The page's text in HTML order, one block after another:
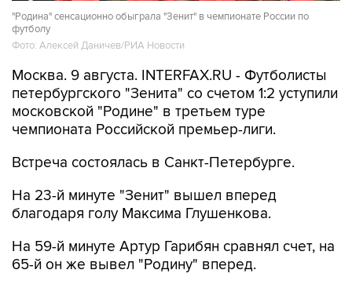
"Родина" сенсационно обыграла "Зенит" в чемпионате России по
футболу
Фото: Алексей Даничев/РИА Новости
Москва. 9 августа. INTERFAX.RU - Футболисты
петербургского "Зенита" со счетом 1:2 уступили
московской "Родине" в третьем туре
чемпионата Российской премьер-лиги.
Встреча состоялась в Санкт-Петербурге.
На 23-й минуте "Зенит" вышел вперед
благодаря голу Максима Глушенкова.
На 59-й минуте Артур Гарибян сравнял счет, на
65-й он же вывел "Родину" вперед.